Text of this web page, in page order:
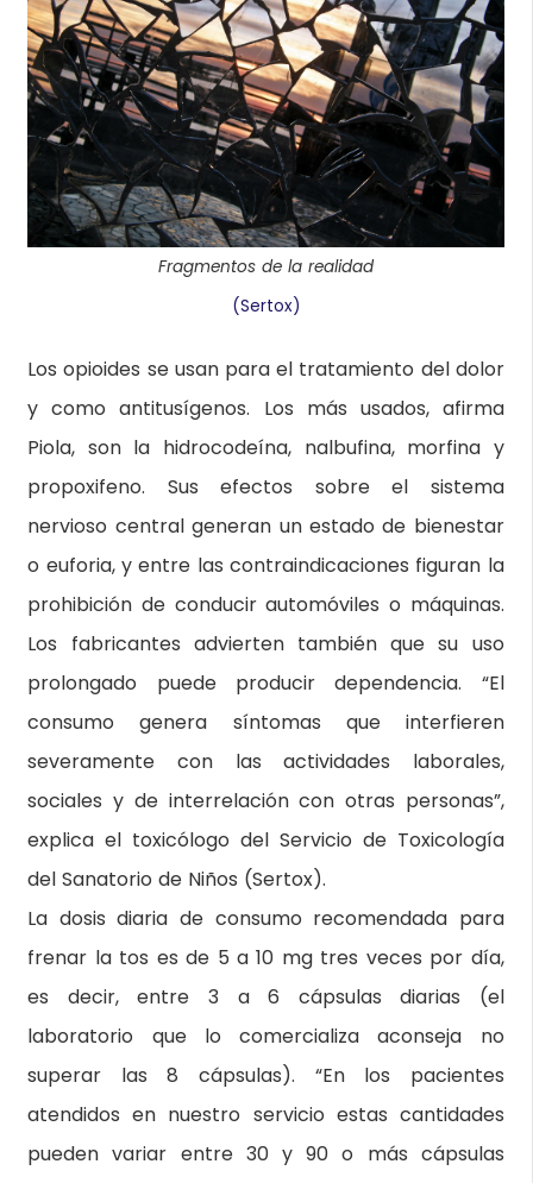
Fragmentos de la realidad
(Sertox)
Los opioides se usan para el tratamiento del dolor
y como antitusígenos. Los más usados, afirma
Piola, son la hidrocodeína, nalbufina, morfina y
propoxifeno. Sus efectos sobre el sistema
nervioso central generan un estado de bienestar
o euforia, y entre las contraindicaciones figuran la
prohibición de conducir automóviles o máquinas.
Los fabricantes advierten también que su uso
prolongado puede producir dependencia. “El
consumo genera síntomas que interfieren
severamente con las actividades laborales,
sociales y de interrelación con otras personas”,
explica el toxicólogo del Servicio de Toxicología
del Sanatorio de Niños (Sertox).
La dosis diaria de consumo recomendada para
frenar la tos es de 5 a 10 mg tres veces por día,
es decir, entre 3 a 6 cápsulas diarias (el
laboratorio que lo comercializa aconseja no
superar las 8 cápsulas). “En los pacientes
atendidos en nuestro servicio estas cantidades
pueden variar entre 30 y 90 o más cápsulas